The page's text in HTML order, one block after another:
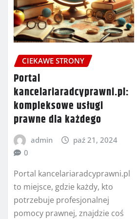
CIEKAWE STRONY
Portal
kancelariaradcyprawni.pl:
kompleksowe usługi
prawne dla każdego
admin
paź 21, 2024
0
Portal kancelariaradcyprawni.pl
to miejsce, gdzie każdy, kto
potrzebuje profesjonalnej
pomocy prawnej, znajdzie coś